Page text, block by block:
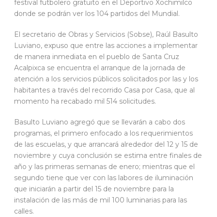
festival futbolero gratuito en el Deportivo Xochimilco
donde se podrán ver los 104 partidos del Mundial.
El secretario de Obras y Servicios (Sobse), Raúl Basulto
Luviano, expuso que entre las acciones a implementar
de manera inmediata en el pueblo de Santa Cruz
Acalpixca se encuentra el arranque de la jornada de
atención a los servicios públicos solicitados por las y los
habitantes a través del recorrido Casa por Casa, que al
momento ha recabado mil 514 solicitudes.
Basulto Luviano agregó que se llevarán a cabo dos
programas, el primero enfocado a los requerimientos
de las escuelas, y que arrancará alrededor del 12 y 15 de
noviembre y cuya conclusión se estima entre finales de
año y las primeras semanas de enero; mientras que el
segundo tiene que ver con las labores de iluminación
que iniciarán a partir del 15 de noviembre para la
instalación de las más de mil 100 luminarias para las
calles.